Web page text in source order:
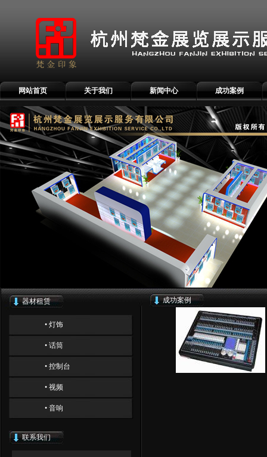
网站首页 关于我们 新闻中心 成功案例
器材租赁
• 灯饰
• 话筒
• 控制台
• 视频
• 音响
联系我们
成功案例